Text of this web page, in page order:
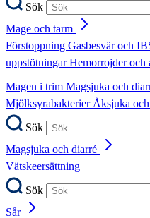
Sök
Mage och tarm
Förstoppning Gasbesvär och
uppstötningarHemorrojder och
Magen i trim Magsjuka och
MjölksyrabakterierÅksjuka
Sök
Magsjuka och diarré
Vätskeersättning
Sök
Sår